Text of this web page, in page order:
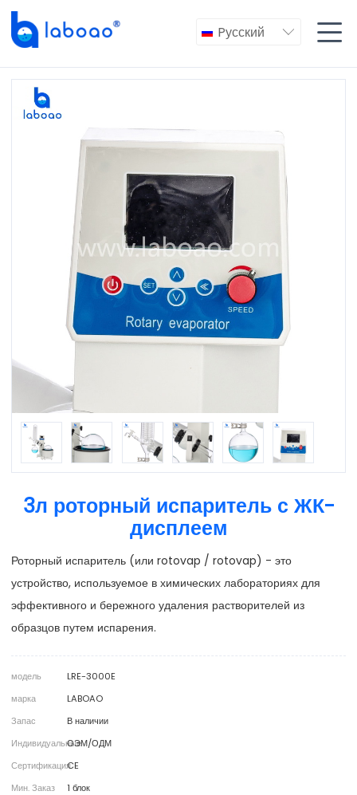
Pусский  
3л роторный испаритель с ЖК-
дисплеем
Роторный испаритель (или rotovap / rotovap) - это
устройство, используемое в химических лабораториях для
эффективного и бережного удаления растворителей из
образцов путем испарения.
модель
LRE-3000E
марка
LABOAO
Запас
В наличии
ИндивидуальныеОЭМ/ОДМ
СертификацияCE
Мин. Заказ
1 блок